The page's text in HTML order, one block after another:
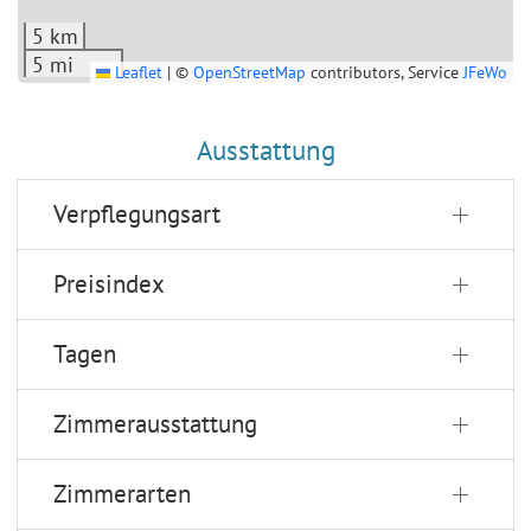
Bettwäsche und Handtücher sind im Preis enthalten.
5 km
5 mi
Leaflet | © OpenStreetMap contributors, ServiceJFeWo
Ausstattung
Verpflegungsart
Preisindex
Tagen
Zimmerausstattung
Zimmerarten